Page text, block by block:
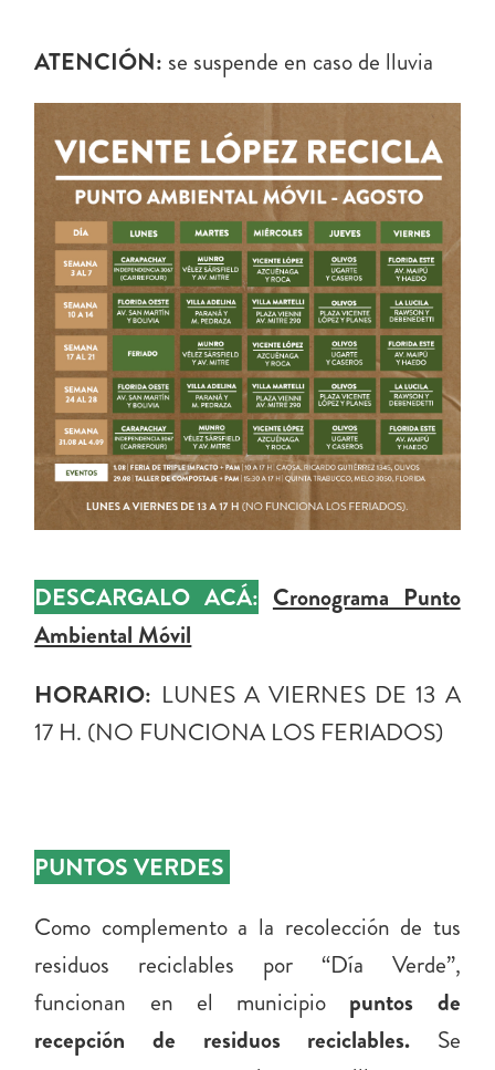
ATENCIÓN: se suspende en caso de lluvia
DESCARGALO ACÁ: Cronograma Punto
Ambiental Móvil
HORARIO: LUNES A VIERNES DE 13 A
17 H. (NO FUNCIONA LOS FERIADOS)
PUNTOS VERDES
Como complemento a la recolección de tus
residuos reciclables por “Día Verde”,
funcionan en el municipio puntos de
recepción de residuos reciclables. Se